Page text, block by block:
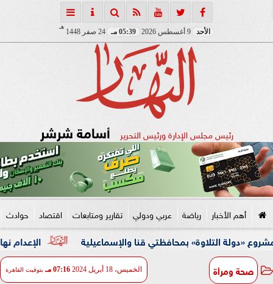
الأحد 05:39 مـ 24 صفر 1448
هـ
رئيس مجلس الإدارة ورئيس التحرير أسامة شرشر
أهم الأخبار رياضة عربي ودولي تقارير ومتابعات اقتصاد حوادث
الإعدام نهاية ”عامل بمحافظتي قنا والإسماعيلية
صحة ومرأة الخميس، 18 أبريل 2024 07:16 مـ بتوقيت القاهرة